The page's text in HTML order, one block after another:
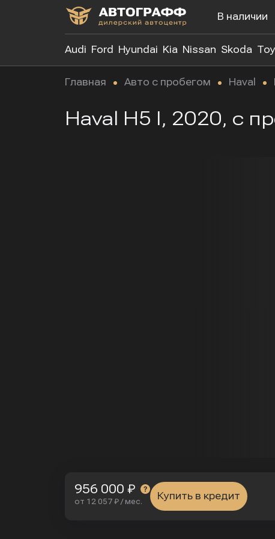
В наличии
Audi Ford Hyundai Kia Nissan Skoda
Главная Авто с пробегом Haval
Haval H5 I, 2020, с
956 000 ₽
от 12 057 ₽ / мес. Купить в кредит